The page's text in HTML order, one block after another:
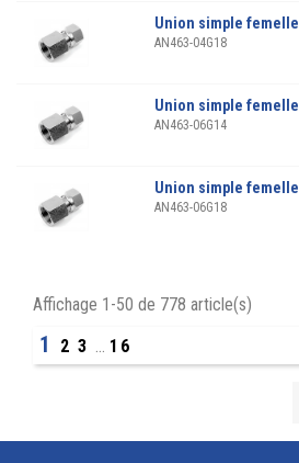
Union simple femelle
AN463-04G18
Union simple femelle
AN463-06G14
Union simple femelle
AN463-06G18
Affichage 1-50 de 778 article(s)
1 2 3 … 16